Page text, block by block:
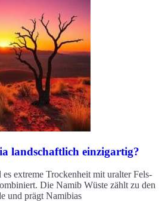
landschaftlich einzigartig?
extreme Trockenheit mit uralter Fels-
Die Namib Wüste zählt zu den
und prägt Namibias